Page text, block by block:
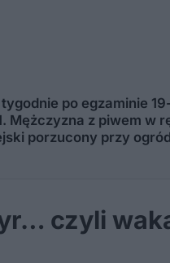
po egzaminie
Mężczyzna z piwem w
porzucony przy
czyli